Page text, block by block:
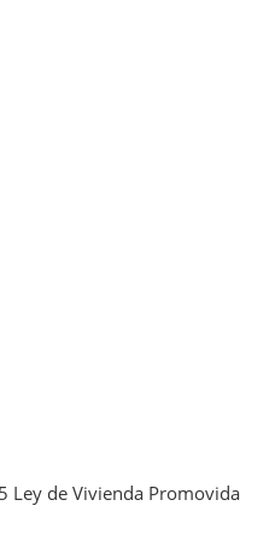
Ley de Vivienda Promovida